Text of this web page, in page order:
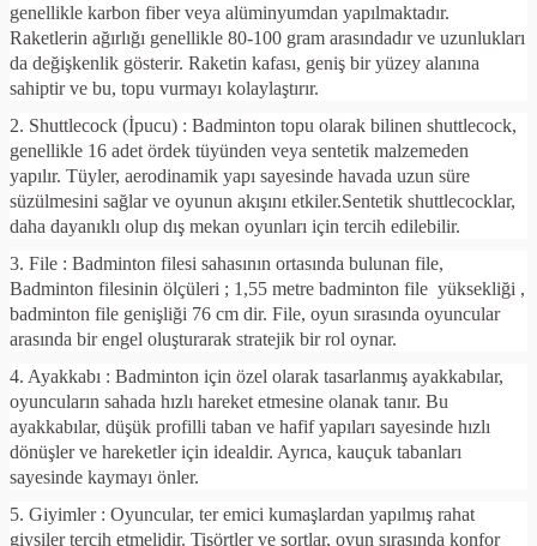
genellikle karbon fiber veya alüminyumdan yapılmaktadır.
Raketlerin ağırlığı genellikle 80-100 gram arasındadır ve uzunlukları
da değişkenlik gösterir. Raketin kafası, geniş bir yüzey alanına
sahiptir ve bu, topu vurmayı kolaylaştırır.
2. Shuttlecock (İpucu) : Badminton topu olarak bilinen shuttlecock,
genellikle 16 adet ördek tüyünden veya sentetik malzemeden
yapılır. Tüyler, aerodinamik yapı sayesinde havada uzun süre
süzülmesini sağlar ve oyunun akışını etkiler.Sentetik shuttlecocklar,
daha dayanıklı olup dış mekan oyunları için tercih edilebilir.
3. File : Badminton filesi sahasının ortasında bulunan file,
Badminton filesinin ölçüleri ; 1,55 metre badminton file yüksekliği ,
badminton file genişliği 76 cm dir. File, oyun sırasında oyuncular
arasında bir engel oluşturarak stratejik bir rol oynar.
4. Ayakkabı : Badminton için özel olarak tasarlanmış ayakkabılar,
oyuncuların sahada hızlı hareket etmesine olanak tanır. Bu
ayakkabılar, düşük profilli taban ve hafif yapıları sayesinde hızlı
dönüşler ve hareketler için idealdir. Ayrıca, kauçuk tabanları
sayesinde kaymayı önler.
5. Giyimler : Oyuncular, ter emici kumaşlardan yapılmış rahat
giysiler tercih etmelidir. Tişörtler ve şortlar, oyun sırasında konfor